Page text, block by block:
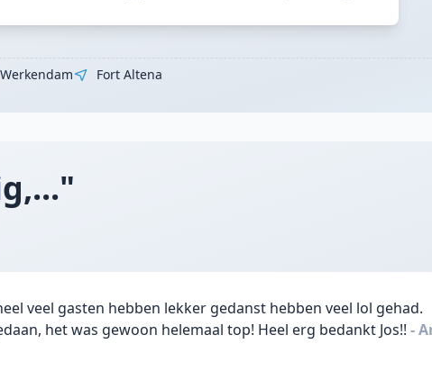
Werkendam Fort Altena
veel gasten hebben lekker gedanst hebben veel lol gehad.
het was gewoon helemaal top! Heel erg bedankt Jos!! -